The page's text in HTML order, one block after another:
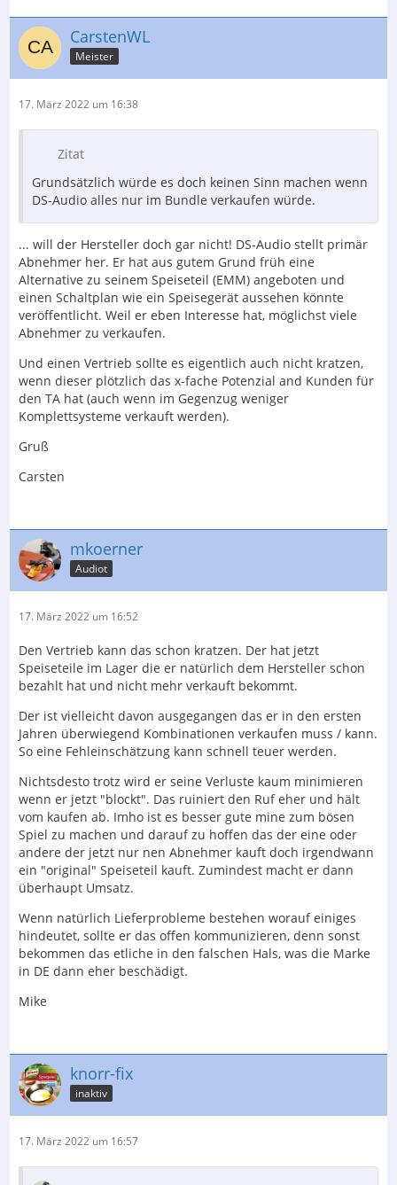
CarstenWL
Meister
17. März 2022 um 16:38
Zitat
Grundsätzlich würde es doch keinen Sinn machen wenn
DS-Audio alles nur im Bundle verkaufen würde.
... will der Hersteller doch gar nicht! DS-Audio stellt primär
Abnehmer her. Er hat aus gutem Grund früh eine
Alternative zu seinem Speiseteil (EMM) angeboten und
einen Schaltplan wie ein Speisegerät aussehen könnte
veröffentlicht. Weil er eben Interesse hat, möglichst viele
Abnehmer zu verkaufen.
Und einen Vertrieb sollte es eigentlich auch nicht kratzen,
wenn dieser plötzlich das x-fache Potenzial and Kunden für
den TA hat (auch wenn im Gegenzug weniger
Komplettsysteme verkauft werden).
Gruß
Carsten
mkoerner
Audiot
17. März 2022 um 16:52
Den Vertrieb kann das schon kratzen. Der hat jetzt
Speiseteile im Lager die er natürlich dem Hersteller schon
bezahlt hat und nicht mehr verkauft bekommt.
Der ist vielleicht davon ausgegangen das er in den ersten
Jahren überwiegend Kombinationen verkaufen muss / kann.
So eine Fehleinschätzung kann schnell teuer werden.
Nichtsdesto trotz wird er seine Verluste kaum minimieren
wenn er jetzt "blockt". Das ruiniert den Ruf eher und hält
vom kaufen ab. Imho ist es besser gute mine zum bösen
Spiel zu machen und darauf zu hoffen das der eine oder
andere der jetzt nur nen Abnehmer kauft doch irgendwann
ein "original" Speiseteil kauft. Zumindest macht er dann
überhaupt Umsatz.
Wenn natürlich Lieferprobleme bestehen worauf einiges
hindeutet, sollte er das offen kommunizieren, denn sonst
bekommen das etliche in den falschen Hals, was die Marke
in DE dann eher beschädigt.
Mike
knorr-fix
inaktiv
17. März 2022 um 16:57